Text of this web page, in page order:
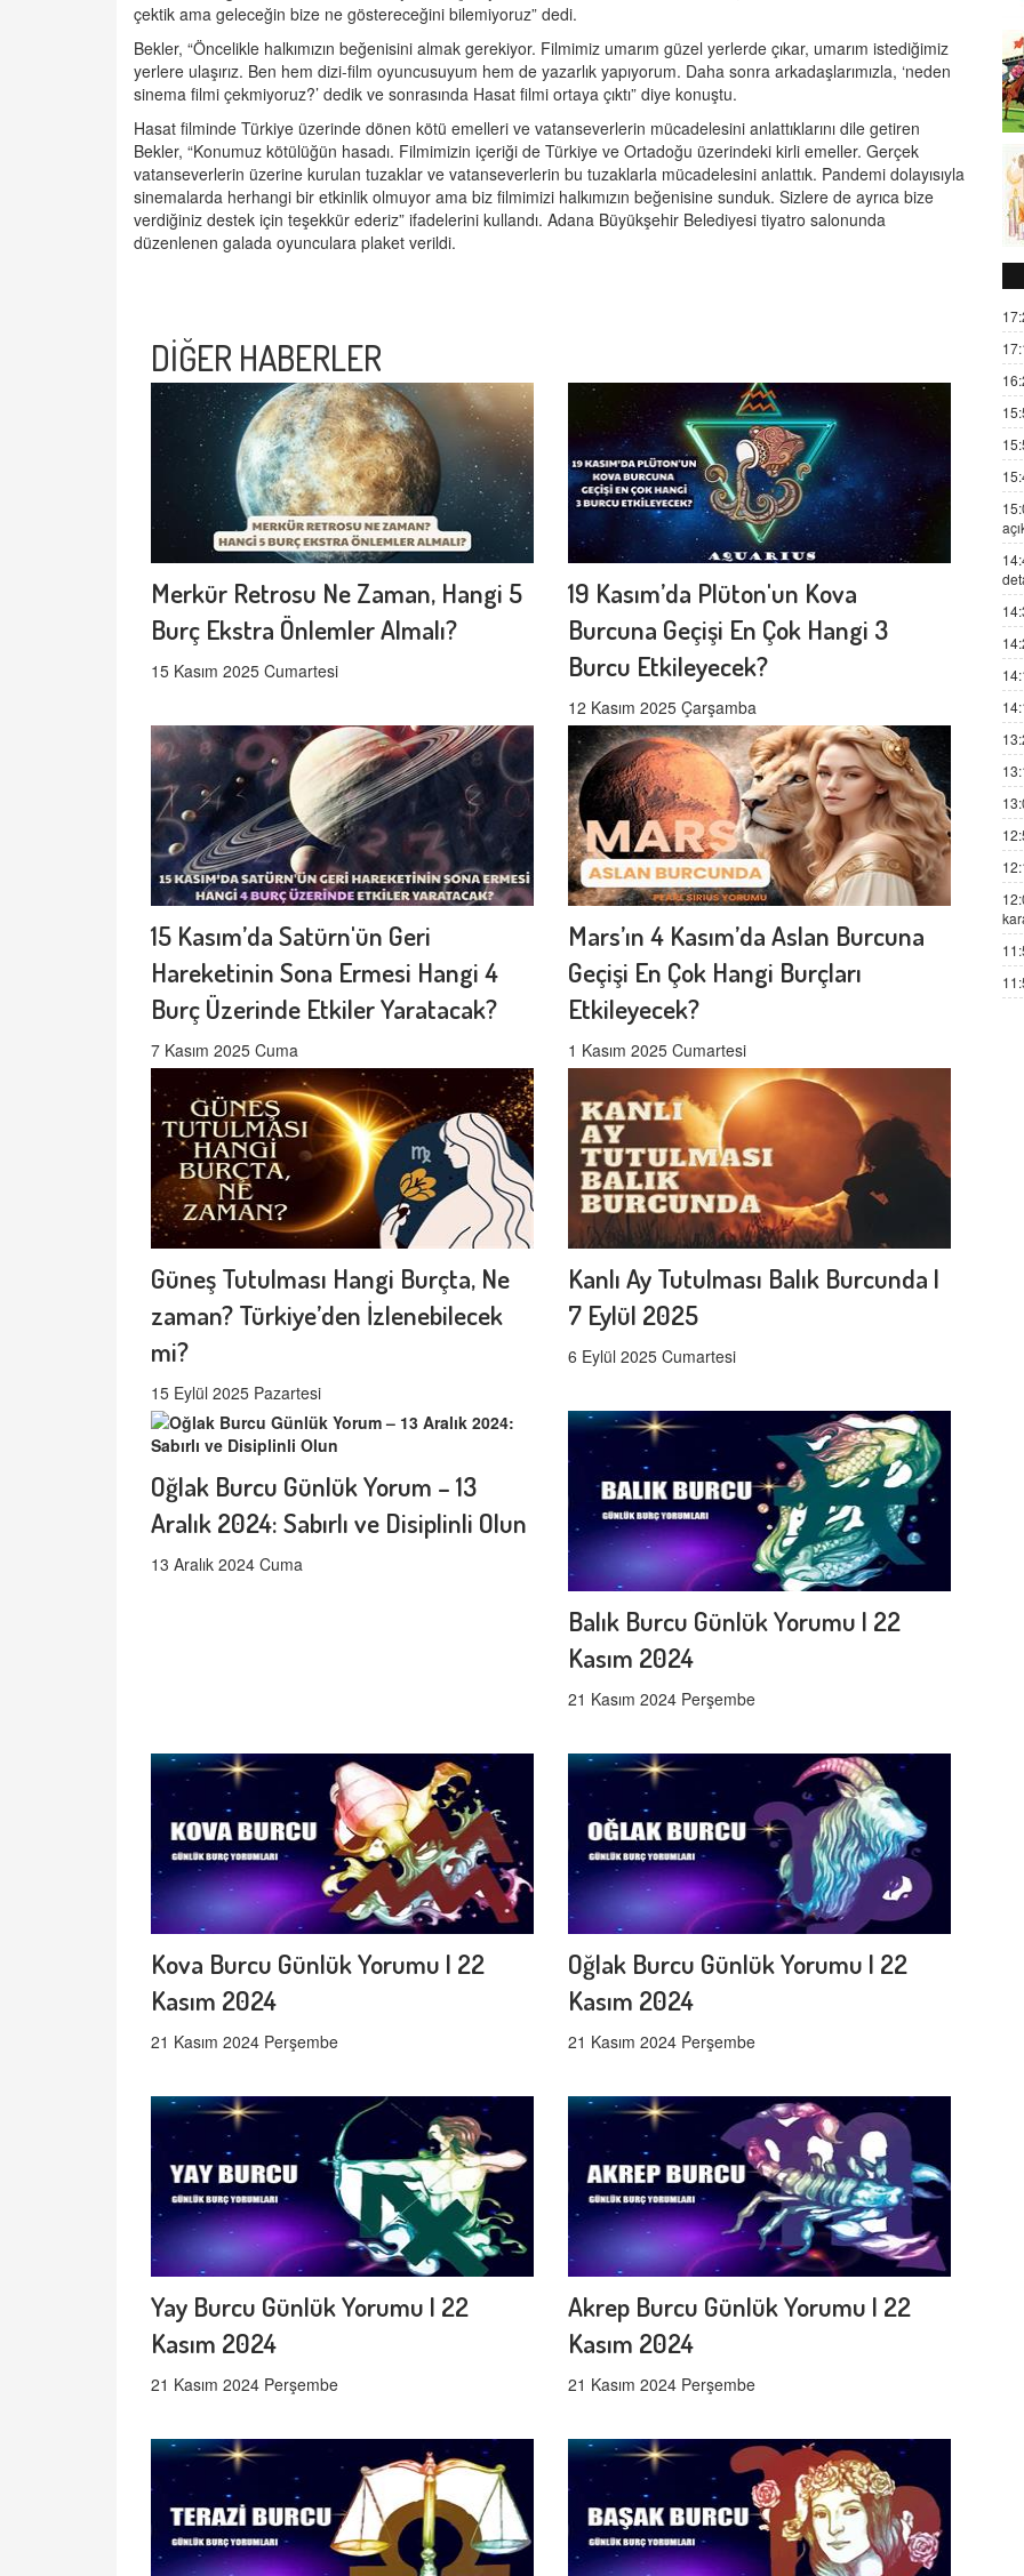
çektik ama geleceğin bize ne göstereceğini bilemiyoruz” dedi.
Bekler, “Öncelikle halkımızın beğenisini almak gerekiyor. Filmimiz umarım güzel yerlerde çıkar, umarım istediğimiz
yerlere ulaşırız. Ben hem dizi-film oyuncusuyum hem de yazarlık yapıyorum. Daha sonra arkadaşlarımızla, ‘neden
sinema filmi çekmiyoruz?’ dedik ve sonrasında Hasat filmi ortaya çıktı” diye konuştu.
Hasat filminde Türkiye üzerinde dönen kötü emelleri ve vatanseverlerin mücadelesini anlattıklarını dile getiren
Bekler, “Konumuz kötülüğün hasadı. Filmimizin içeriği de Türkiye ve Ortadoğu üzerindeki kirli emeller. Gerçek
vatanseverlerin üzerine kurulan tuzaklar ve vatanseverlerin bu tuzaklarla mücadelesini anlattık. Pandemi dolayısıyla
sinemalarda herhangi bir etkinlik olmuyor ama biz filmimizi halkımızın beğenisine sunduk. Sizlere de ayrıca bize
verdiğiniz destek için teşekkür ederiz” ifadelerini kullandı. Adana Büyükşehir Belediyesi tiyatro salonunda
düzenlenen galada oyunculara plaket verildi.
DİĞER HABERLER
Merkür Retrosu Ne Zaman, Hangi 5
Burç Ekstra Önlemler Almalı?
15 Kasım 2025 Cumartesi
19 Kasım’da Plüton'un Kova
Burcuna Geçişi En Çok Hangi 3
Burcu Etkileyecek?
12 Kasım 2025 Çarşamba
15 Kasım’da Satürn'ün Geri
Hareketinin Sona Ermesi Hangi 4
Burç Üzerinde Etkiler Yaratacak?
7 Kasım 2025 Cuma
Mars’ın 4 Kasım’da Aslan Burcuna
Geçişi En Çok Hangi Burçları
Etkileyecek?
1 Kasım 2025 Cumartesi
Güneş Tutulması Hangi Burçta, Ne
zaman? Türkiye’den İzlenebilecek
mi?
15 Eylül 2025 Pazartesi
Kanlı Ay Tutulması Balık Burcunda |
7 Eylül 2025
6 Eylül 2025 Cumartesi
Oğlak Burcu Günlük Yorum – 13
Aralık 2024: Sabırlı ve Disiplinli Olun
13 Aralık 2024 Cuma
Balık Burcu Günlük Yorumu | 22
Kasım 2024
21 Kasım 2024 Perşembe
Kova Burcu Günlük Yorumu | 22
Kasım 2024
21 Kasım 2024 Perşembe
Oğlak Burcu Günlük Yorumu | 22
Kasım 2024
21 Kasım 2024 Perşembe
Yay Burcu Günlük Yorumu | 22
Kasım 2024
21 Kasım 2024 Perşembe
Akrep Burcu Günlük Yorumu | 22
Kasım 2024
21 Kasım 2024 Perşembe